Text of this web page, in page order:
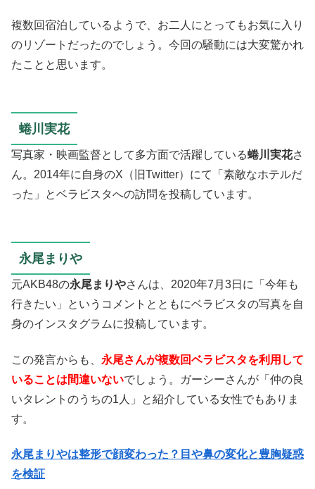
複数回宿泊しているようで、お二人にとってもお気に入り
のリゾートだったのでしょう。今回の騒動には大変驚かれ
たことと思います。
蜷川実花
写真家・映画監督として多方面で活躍している蜷川実花さ
ん。2014年に自身のX（旧Twitter）にて「素敵なホテルだ
った」とベラビスタへの訪問を投稿しています。
永尾まりや
元AKB48の永尾まりやさんは、2020年7月3日に「今年も
行きたい」というコメントとともにベラビスタの写真を自
身のインスタグラムに投稿しています。
この発言からも、 永尾さんが複数回ベラビスタを利用して
いることは間違いないでしょう。ガーシーさんが「仲の良
いタレントのうちの1人」と紹介している女性でもありま
す。
永尾まりやは整形で顔変わった？目や鼻の変化と豊胸疑惑
を検証